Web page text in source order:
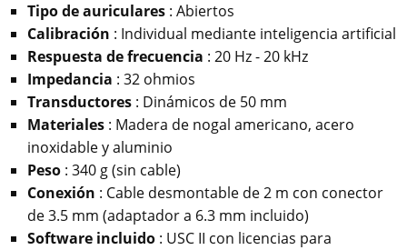
Tipo de auriculares : Abiertos
Calibración : Individual mediante inteligencia artificial
Respuesta de frecuencia : 20 Hz - 20 kHz
Impedancia : 32 ohmios
Transductores : Dinámicos de 50 mm
Materiales : Madera de nogal americano, acero
inoxidable y aluminio
Peso : 340 g (sin cable)
Conexión : Cable desmontable de 2 m con conector
de 3.5 mm (adaptador a 6.3 mm incluido)
Software incluido : USC II con licencias para